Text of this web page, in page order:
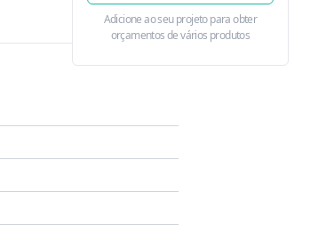
Adicione ao seu projeto para obter
orçamentos de vários produtos